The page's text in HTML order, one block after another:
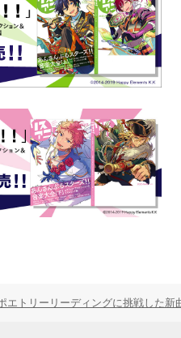
エトリーリーディングに挑戦した